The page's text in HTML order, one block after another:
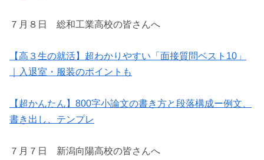
７月８日 総和工業高校の皆さんへ
【高３生の就活】超わかりやすい「面接質問ベスト10」
｜入退室・服装のポイントも
【超かんたん】800字小論文の書き方と段落構成ー例文、
書き出し、テンプレ
７月７日 新潟向陽高校の皆さんへ